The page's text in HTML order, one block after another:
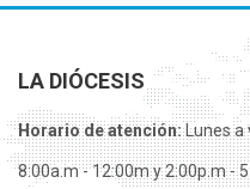
LA DIÓCESIS
Horario de atención:Lunes a
8:00a.m - 12:00m y 2:00p.m -